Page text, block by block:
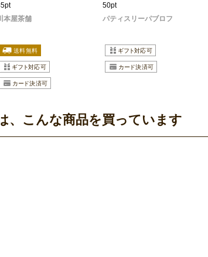
川本屋茶舗
50pt
パティスリーパブロフ
、こんな商品を買っています